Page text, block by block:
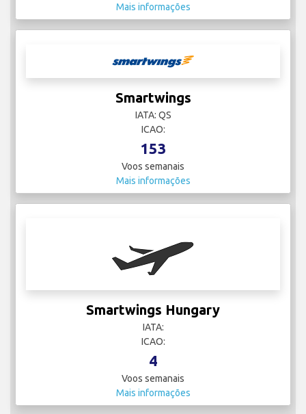
Mais informações
Smartwings
IATA: QS
ICAO:
153
Voos semanais
Mais informações
Smartwings Hungary
IATA:
ICAO:
4
Voos semanais
Mais informações